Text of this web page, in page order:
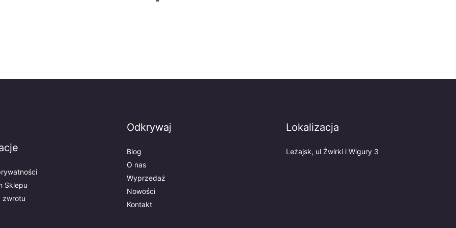
Sklepu
zwrotu
Odkrywaj
Blog
O nas
Wyprzedaż
Nowości
Kontakt
Lokalizacja
Leżajsk, ul Żwirki i Wigury 3